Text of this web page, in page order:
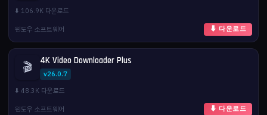
⬇️ 106.9K 다운로드
윈도우 소프트웨어
⬇ 다운로드
🎬 4K Video Downloader Plus
v26.0.7
⬇️ 48.3K 다운로드
윈도우 소프트웨어
⬇ 다운로드